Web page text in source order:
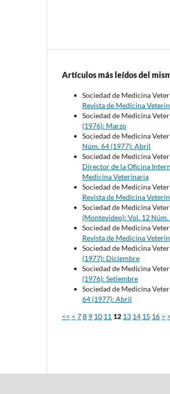
Artículos más leídos del
Sociedad de Medicina
Revista de Medicina
Sociedad de Medicina
(1976): Marzo
Sociedad de Medicina
Núm. 64 (1977): Abril
Sociedad de Medicina
Director de la Oficina
Medicina Veterinaria
Sociedad de Medicina
Revista de Medicina
Sociedad de Medicina
(Montevideo): Vol. 12
Sociedad de Medicina
Revista de Medicina
Sociedad de Medicina
(1977): Diciembre
Sociedad de Medicina
(1976): Setiembre
Sociedad de Medicina
64 (1977): Abril
<< < 78 9 10 11 12 13 14 15 16 >